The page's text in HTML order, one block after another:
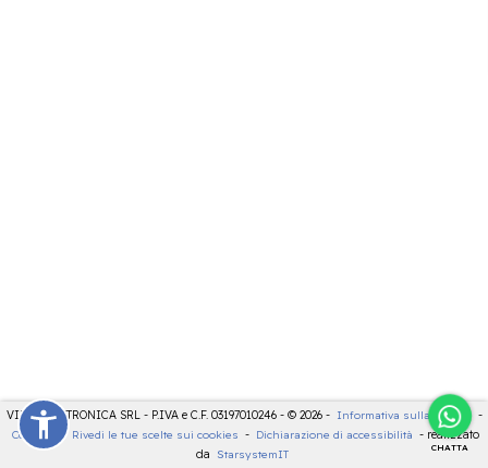
CHATTA
VIDEOELETTRONICA SRL - P.IVA e C.F. 03197010246 - © 2026 - Informativa sulla privacy -
Cookies
- Rivedi le tue scelte sui cookies - Dichiarazione di accessibilità - realizzato
da
StarsystemIT